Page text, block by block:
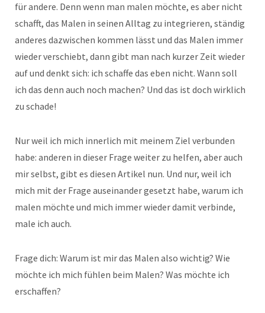
für andere. Denn wenn man malen möchte, es aber nicht
schafft, das Malen in seinen Alltag zu integrieren, ständig
anderes dazwischen kommen lässt und das Malen immer
wieder verschiebt, dann gibt man nach kurzer Zeit wieder
auf und denkt sich: ich schaffe das eben nicht. Wann soll
ich das denn auch noch machen? Und das ist doch wirklich
zu schade!
Nur weil ich mich innerlich mit meinem Ziel verbunden
habe: anderen in dieser Frage weiter zu helfen, aber auch
mir selbst, gibt es diesen Artikel nun. Und nur, weil ich
mich mit der Frage auseinander gesetzt habe, warum ich
malen möchte und mich immer wieder damit verbinde,
male ich auch.
Frage dich: Warum ist mir das Malen also wichtig? Wie
möchte ich mich fühlen beim Malen? Was möchte ich
erschaffen?